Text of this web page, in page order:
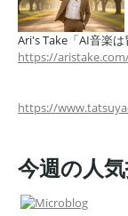
Ari's Take「AI音楽
https://
https://
今週の人気